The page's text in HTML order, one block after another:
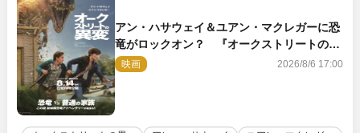
アン・ハサウェイ＆ユアン・マクレガーに恐
竜がロックオン？ 『オークストリートの異
変』新ビジュアル＆本編映像初解禁
映画 2026/8/6 17:00